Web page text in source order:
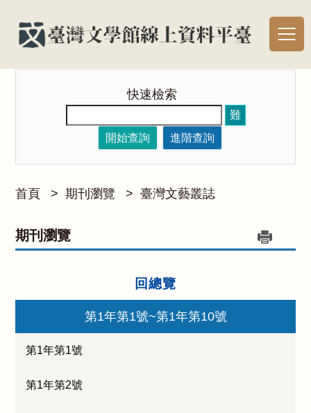
快速檢索
難
開始查詢
進階查詢
首頁 > 期刊瀏覽 > 臺灣文藝叢誌
期刊瀏覽
回總覽
第1年第1號~第1年第10號
第1年第1號
第1年第2號